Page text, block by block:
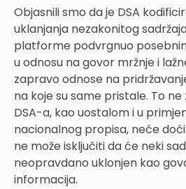
Objasnili smo da je DSA
uklanjanja nezakonitog
platforme podvrgnuo
u odnosu na govor mržnje i
zapravo odnose na
na koje su same pristale. To
DSA-a, kao uostalom i u
nacionalnog propisa, neće
ne može isključiti da će neki
neopravdano uklonjen kao
informacija.